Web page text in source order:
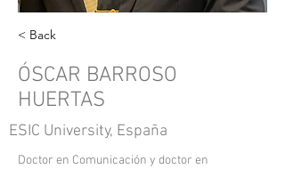
< Back
ÓSCAR BARROSO
HUERTAS
ESIC University, España
Doctor en Comunicación y doctor en